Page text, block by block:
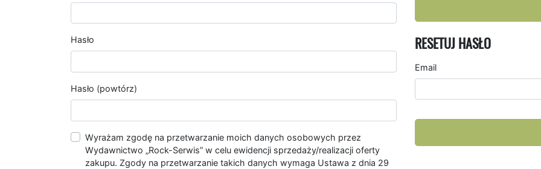
Hasło
Hasło (powtórz)
Wyrażam zgodę na przetwarzanie moich danych osobowych przez
Wydawnictwo „Rock-Serwis” w celu ewidencji sprzedaży/realizacji oferty
zakupu. Zgody na przetwarzanie takich danych wymaga Ustawa z dnia 29
RESETUJ HASŁO
Email